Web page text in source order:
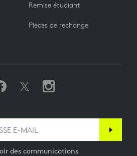
Remise étudiant
Pièces de rechange
des communications